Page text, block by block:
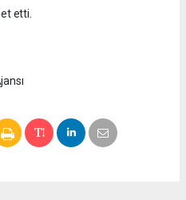
etti.